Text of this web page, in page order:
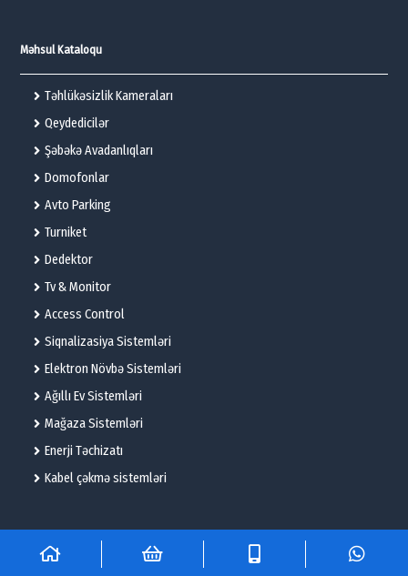
Məhsul Kataloqu
Təhlükəsizlik Kameraları
Qeydedicilər
Şəbəkə Avadanlıqları
Domofonlar
Avto Parking
Turniket
Dedektor
Tv & Monitor
Access Control
Siqnalizasiya Sistemləri
Elektron Növbə Sistemləri
Ağıllı Ev Sistemləri
Mağaza Sistemləri
Enerji Təchizatı
Kabel çəkmə sistemləri
© 2025 – Flame Technologies